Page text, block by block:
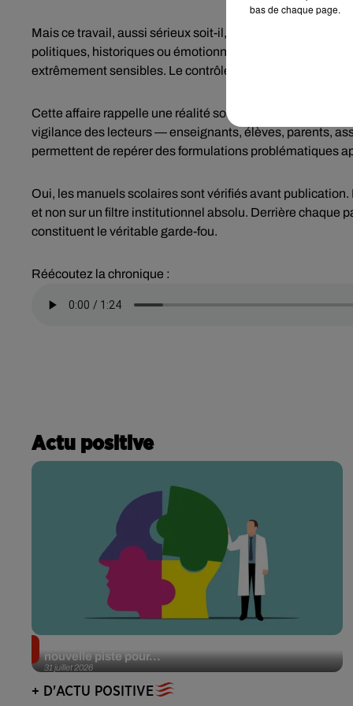
Mais ce travail, aussi sérieux soit-il, a ses limites. Les
politiques, historiques ou émotionnelles de certaines
extrêmement sensibles. Le contrôle est global, mais pas
Cette affaire rappelle une réalité souvent méconnue : le
vigilance des lecteurs — enseignants, élèves, parents,
permettent de repérer des formulations problématiques
Oui, les manuels scolaires sont vérifiés avant
et non sur un filtre institutionnel absolu. Derrière chaque
constituent le véritable garde-fou.
Réécoutez la chronique :
Actu positive
31 juillet 2026
nouvelle piste pour...
+ D'ACTU POSITIVE
bas de chaque page.